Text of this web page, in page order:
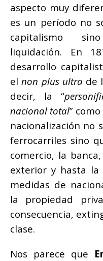
aspecto muy
es un período no
capitalismo
liquidación. En
desarrollo
elnon plus ultra de
decir, la “
nacional total”
nacionalización no
ferrocarriles sino
comercio, la
exterior y hasta la
medidas de
la propiedad
consecuencia,
clase.
Nos parece que